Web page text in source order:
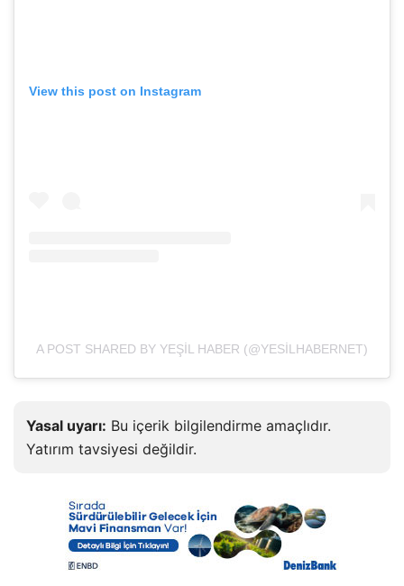
View this post on Instagram
A POST SHARED BY YEŞIL HABER (@YESILHABERNET)
Yasal uyarı: Bu içerik bilgilendirme amaçlıdır.
Yatırım tavsiyesi değildir.